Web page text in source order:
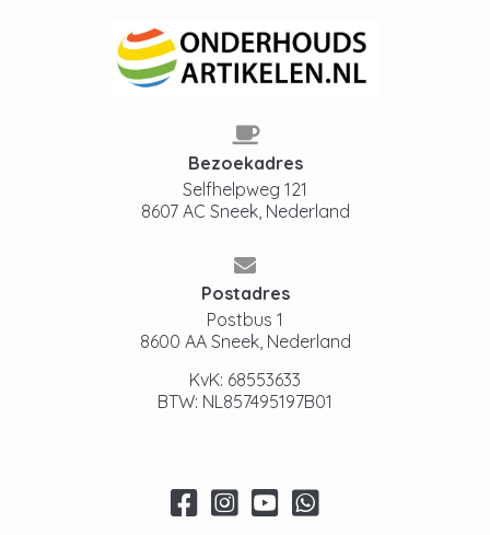
Bezoekadres
Selfhelpweg 121
8607 AC Sneek, Nederland
Postadres
Postbus 1
8600 AA Sneek, Nederland
KvK: 68553633
BTW: NL857495197B01